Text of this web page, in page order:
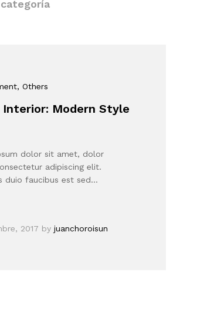
, Others
Interior: Modern Style
dolor sit amet, dolor
adipiscing elit.
duio faucibus est sed…
2017 byjuanchoroisun